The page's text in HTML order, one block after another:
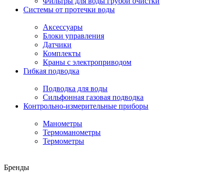
Системы от протечки воды
Аксессуары
Блоки управления
Датчики
Комплекты
Краны с электроприводом
Гибкая подводка
Подводка для воды
Сильфонная газовая подводка
Контрольно-измерительные приборы
Манометры
Термоманометры
Термометры
Бренды